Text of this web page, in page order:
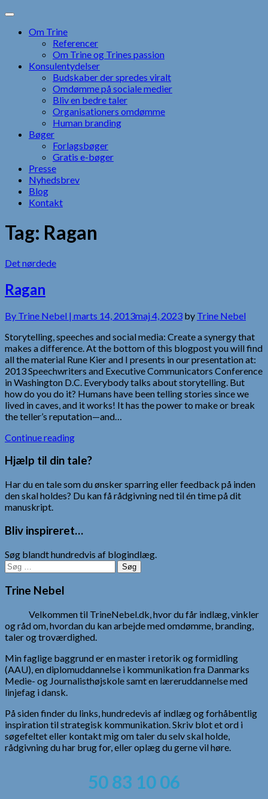
Skip
contentOm Trine
Referencer
Om Trine og Trines passion
Konsulentydelser
Budskaber der spredes viralt
Omdømme på sociale medier
Bliv en bedre taler
Organisationers omdømme
Human branding
Bøger
Forlagsbøger
Gratis e-bøger
Presse
Nyhedsbrev
Blog
Kontakt
Tag: Ragan
Det nørdede
Ragan
By Trine Nebel | marts 14, 2013maj 4, 2023 by Trine Nebel
Storytelling, speeches and social media: Create a synergy that
makes a difference. At the bottom of this blogpost you will find
all the material Rune Kier and I presents in our presentation at:
2013 Speechwriters and Executive Communicators Conference
in Washington D.C. Everybody talks about storytelling. But
how do you do it? Humans have been telling stories since we
lived in caves, and it works! It has the power to make or break
the teller’s reputation—and…
Continue reading
Hjælp til din tale?
Har du en tale som du ønsker sparring eller feedback på inden
den skal holdes? Du kan få rådgivning ned til én time på dit
manuskript.
Bliv inspireret…
Søg blandt hundredvis af blogindlæg.
Søg
efter:
Trine Nebel
Velkommen til TrineNebel.dk, hvor du får indlæg, vinkler
og råd om, hvordan du kan arbejde med omdømme, branding,
taler og troværdighed.
Min faglige baggrund er en master i retorik og formidling
(AAU), en diplomuddannelse i kommunikation fra Danmarks
Medie- og Journalisthøjskole samt en læreruddannelse med
linjefag i dansk.
På siden finder du links, hundredevis af indlæg og forhåbentlig
inspiration til strategisk kommunikation. Skriv blot et ord i
søgefeltet eller kontakt mig om taler du selv skal holde,
rådgivning du har brug for, eller oplæg du gerne vil høre.
50 83 10 06